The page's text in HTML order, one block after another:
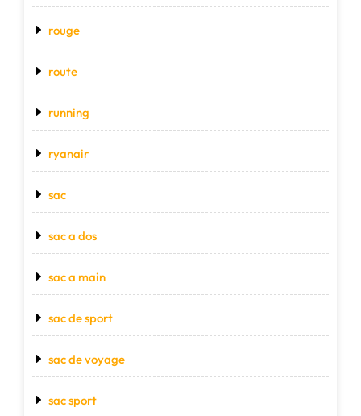
rouge
route
running
ryanair
sac
sac a dos
sac a main
sac de sport
sac de voyage
sac sport